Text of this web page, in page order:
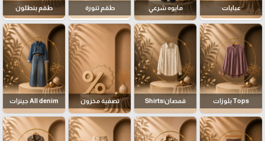
عبايات مايوه شرعي طقم تنورة طقم بنطلون
Tops بلوزات قمصان|Shirts تصفية مخزون All denim جينزات